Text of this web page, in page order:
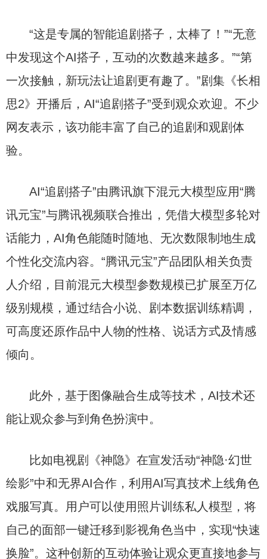
“这是专属的智能追剧搭子，太棒了！”“无意
中发现这个AI搭子，互动的次数越来越多。”“第
一次接触，新玩法让追剧更有趣了。”剧集《长相
思2》开播后，AI“追剧搭子”受到观众欢迎。不少
网友表示，该功能丰富了自己的追剧和观剧体
验。
AI“追剧搭子”由腾讯旗下混元大模型应用“腾
讯元宝”与腾讯视频联合推出，凭借大模型多轮对
话能力，AI角色能随时随地、无次数限制地生成
个性化交流内容。“腾讯元宝”产品团队相关负责
人介绍，目前混元大模型参数规模已扩展至万亿
级别规模，通过结合小说、剧本数据训练精调，
可高度还原作品中人物的性格、说话方式及情感
倾向。
此外，基于图像融合生成等技术，AI技术还
能让观众参与到角色扮演中。
比如电视剧《神隐》在宣发活动“神隐·幻世
绘影”中和无界AI合作，利用AI写真技术上线角色
戏服写真。用户可以使用照片训练私人模型，将
自己的面部一键迁移到影视角色当中，实现“快速
换脸”。这种创新的互动体验让观众更直接地参与